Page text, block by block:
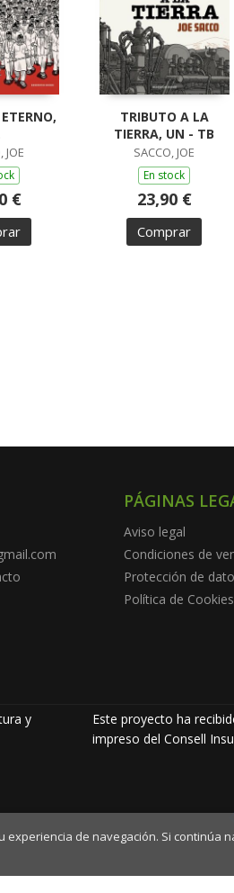
JOE
€
TRIBUTO A LA
TIERRA, UN - TB
SACCO, JOE
En stock
23,90 €
Comprar
PÁGINAS
Aviso legal
Condiciones de
Protección de
Política de Cookies
y
Este proyecto ha
impreso del Consell
de navegación. Si continúa